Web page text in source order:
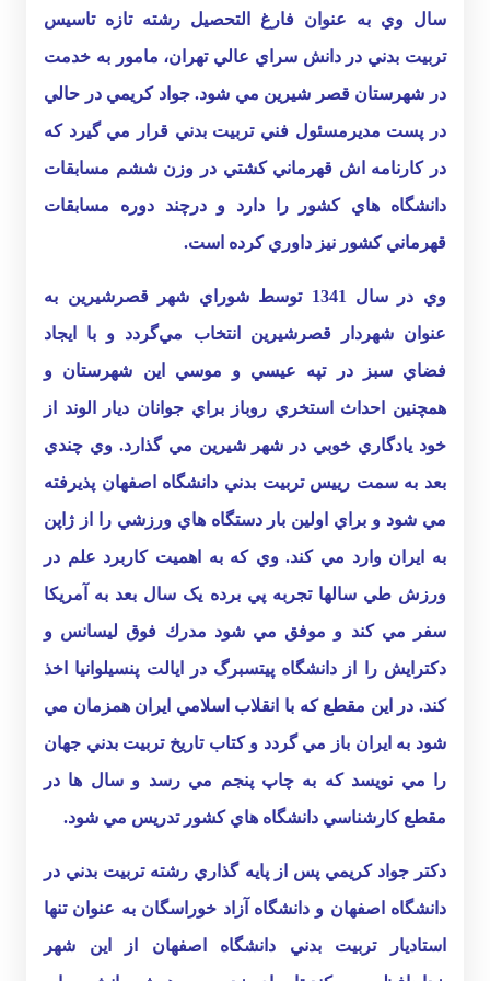
سال وي به عنوان فارغ التحصيل رشته تازه تاسيس
تربيت بدني در دانش سراي عالي تهران، مامور به خدمت
در شهرستان قصر شيرين مي شود. جواد کريمي در حالي
در پست مديرمسئول فني تربيت بدني قرار مي گيرد كه
در كارنامه اش قهرماني كشتي در وزن ششم مسابقات
دانشگاه هاي كشور را دارد و درچند دوره مسابقات
قهرماني كشور نيز داوري كرده است.
وي در سال 1341 توسط شوراي شهر قصرشيرين به
عنوان شهردار قصرشيرين انتخاب مي‌گردد و با ايجاد
فضاي سبز در تپه عيسي و موسي اين شهرستان و
همچنين احداث استخري روباز براي جوانان ديار الوند از
خود يادگاري خوبي در شهر شيرين مي گذارد. وي چندي
بعد به سمت رييس تربيت بدني دانشگاه اصفهان پذيرفته
مي شود و براي اولين بار دستگاه هاي ورزشي را از ژاپن
به ايران وارد مي كند. وي که به اهميت کاربرد علم در
ورزش طي سالها تجربه پي برده يک سال بعد به آمريكا
سفر مي كند و موفق مي شود مدرك فوق ليسانس و
دكترايش را از دانشگاه پيتسبرگ در ايالت پنسيلوانيا اخذ
كند. در اين مقطع كه با انقلاب اسلامي ايران همزمان مي
شود به ايران باز مي گردد و كتاب تاريخ تربيت بدني جهان
را مي نويسد كه به چاپ پنجم مي رسد و سال ها در
مقطع كارشناسي دانشگاه هاي كشور تدريس مي شود.
دكتر جواد كريمي پس از پايه گذاري رشته تربيت بدني در
دانشگاه اصفهان و دانشگاه آزاد خوراسگان به عنوان تنها
استاديار تربيت بدني دانشگاه اصفهان از اين شهر